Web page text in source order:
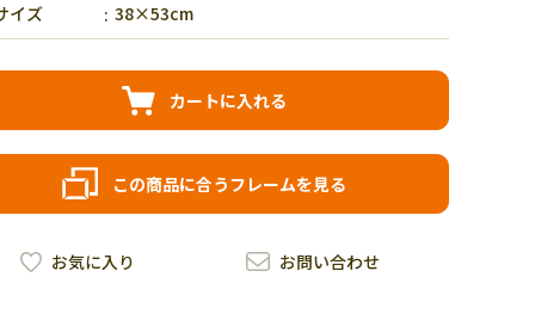
イズ 38×53cm
カートに入れる
この商品に合うフレームを見る
お問い合わせ
お気に入り